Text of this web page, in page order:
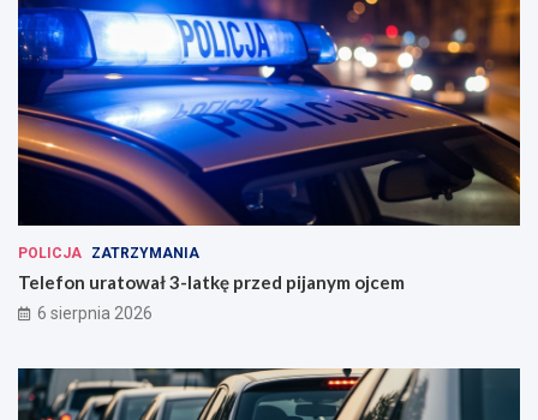
POLICJA ZATRZYMANIA
Telefon uratował 3-latkę przed pijanym ojcem
6 sierpnia 2026